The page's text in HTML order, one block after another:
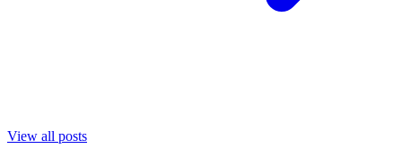
View all posts